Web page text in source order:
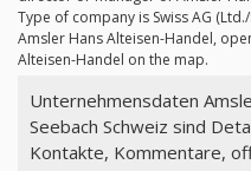
Type of company is Swiss AG
Amsler Hans Alteisen-Handel,
Alteisen-Handel on the map.
Unternehmensdaten
Seebach Schweiz sind
Kontakte, Kommentare,